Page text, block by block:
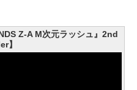
Z-A M次元ラッシュ』2nd
】